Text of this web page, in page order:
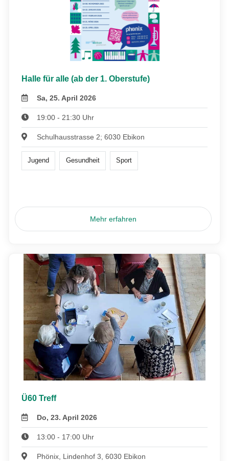
Halle für alle (ab der 1. Oberstufe)
Sa, 25. April 2026
19:00 - 21:30 Uhr
Schulhausstrasse 2; 6030 Ebikon
Jugend Gesundheit Sport
Mehr erfahren
Ü60 Treff
Do, 23. April 2026
13:00 - 17:00 Uhr
Phönix, Lindenhof 3, 6030 Ebikon